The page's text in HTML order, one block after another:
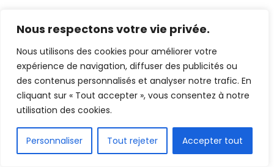
Nous respectons votre vie privée.
Nous utilisons des cookies pour améliorer votre
expérience de navigation, diffuser des publicités ou
des contenus personnalisés et analyser notre trafic. En
cliquant sur « Tout accepter », vous consentez à notre
utilisation des cookies.
Personnaliser Tout rejeter Accepter tout
MOKEG